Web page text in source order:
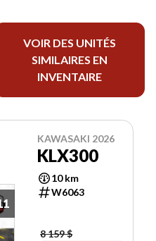
VOIR DES UNITÉS
SIMILAIRES EN
INVENTAIRE
KAWASAKI 2026
KLX300
10 km
W6063
8 159 $